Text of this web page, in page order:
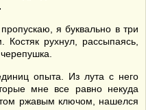
я буквально в три
Костяк рухнул, рассыпаясь,
опыта. Из лута с него
мне все равно некуда
ржавым ключом, нашелся